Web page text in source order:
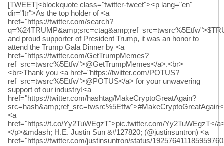
[TWEET]<blockquote class="twitter-tweet"><p lang="en"
dir="ltr">As the top holder of <a
href="https://twitter.com/search?
and proud supporter of President Trump, it was an honor to
attend the Trump Gala Dinner by <a
href="https://twitter.com/GetTrumpMemes?
ref_src=twsrc%5Etfw">@GetTrumpMemes</a>.<br>
<br>Thank you <a href="https://twitter.com/POTUS?
ref_src=twsrc%5Etfw">@POTUS</a> for your unwavering
support of our industry!<a
href="https://twitter.com/hashtag/MakeCryptoGreatAgain?
<a
href="https://t.co/Yy2TuWEgzT">pic.twitter.com/Yy2TuWEgzT</
</p>&mdash; H.E. Justin Sun &#127820; (@justinsuntron) <a
href="https://twitter.com/justinsuntron/status/